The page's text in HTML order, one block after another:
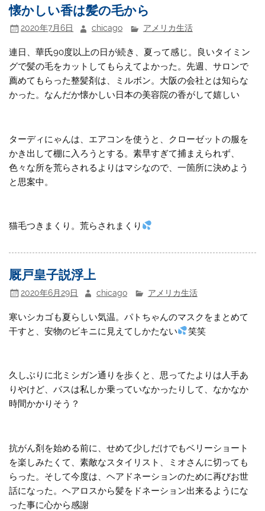
懐かしい香は髪の毛から
2020年7月6日 chicago アメリカ生活
連日、華氏90度以上の日が続き、夏って感じ。良いタイミン
グで髪の毛をカットしてもらえてよかった。先週、サロンで
薦めてもらった整髪剤は、ミルボン。大阪の会社とは知らな
かった。なんだか懐かしい日本の美容院の香がして嬉しい
ターディにゃんは、エアコンを使うと、クローゼットの服を
かき出して棚に入ろうとする。素早すぎて捕まえられず、
色々な所を荒らされるよりはマシなので、一箇所に決めよう
と思案中。
猫毛つきまくり。荒らされまくり
厩戸皇子説浮上
2020年6月29日 chicago アメリカ生活
寒いシカゴも夏らしい気温。パトちゃんのマスクをまとめて
干すと、安物のビキニに見えてしかたない
笑笑
久しぶりに北ミシガン通りを歩くと、思ってたよりは人手あ
りやけど、バスは私しか乗っていなかったりして、なかなか
時間かかりそう？
抗がん剤を始める前に、せめて少しだけでもベリーショート
を楽しみたくて、素敵なスタイリスト、ミオさんに切っても
らった。そして今度は、ヘアドネーションのために再びお世
話になった。ヘアロスから髪をドネーション出来るようにな
った事に心から感謝